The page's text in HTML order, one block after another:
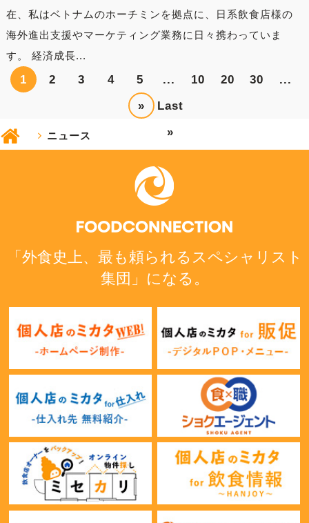
在、私はベトナムのホーチミンを拠点に、日系飲食店様の
海外進出支援やマーケティング業務に日々携わっていま
す。 経済成長...
1 2 3 4 5 ... 10 20 30 ...
» Last
»
ニュース
「外食史上、最も頼られるスペシャリスト
集団」になる。